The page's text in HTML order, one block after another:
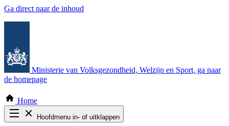
Ga direct naar de inhoud
Ministerie van Volksgezondheid, Welzijn en Sport, ga naar
de homepage
Home
Hoofdmenu in- of uitklappen